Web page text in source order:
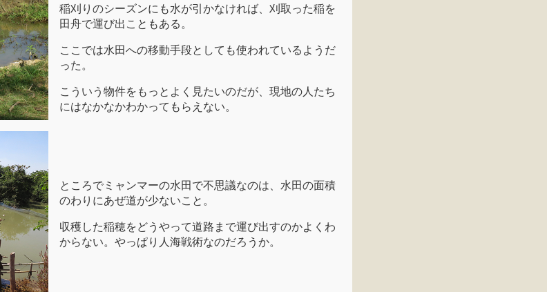
稲刈りのシーズンにも水が引かなければ、刈取った稲を
田舟で運び出こともある。
ここでは水田への移動手段としても使われているようだ
った。
こういう物件をもっとよく見たいのだが、現地の人たち
にはなかなかわかってもらえない。
ところでミャンマーの水田で不思議なのは、水田の面積
のわりにあぜ道が少ないこと。
収穫した稲穂をどうやって道路まで運び出すのかよくわ
からない。やっぱり人海戦術なのだろうか。